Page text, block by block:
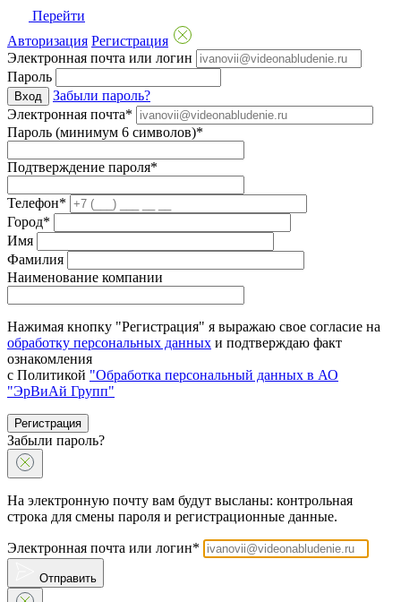
Перейти
Авторизация Регистрация
Электронная почта или логин
Пароль
Вход
Забыли пароль?
Электронная почта*
Пароль (минимум 6 символов)*
Подтверждение пароля*
Телефон*
Город*
Имя
Фамилия
Наименование компании
Нажимая кнопку "Регистрация" я выражаю свое согласие на
обработку персональных данных и подтверждаю факт
ознакомления
с Политикой "Обработка персональный данных в АО
"ЭрВиАй Групп"
Регистрация
Забыли пароль?
На электронную почту вам будут высланы: контрольная
строка для смены пароля и регистрационные данные.
Электронная почта или логин*
Отправить